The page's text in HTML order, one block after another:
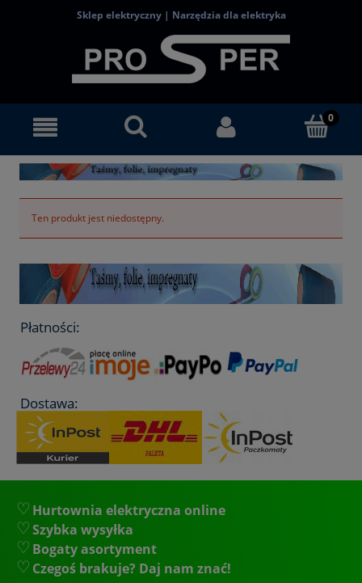
Sklep elektryczny | Narzędzia dla elektryka
Ten produkt jest niedostępny.
Płatności:
Dostawa:
Hurtownia elektryczna online
Szybka wysyłka
Bogaty asortyment
Czegoś brakuje? Daj nam znać!